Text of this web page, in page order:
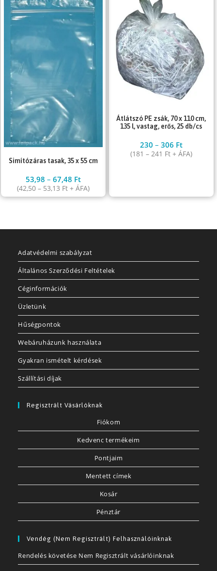
Simítózáras tasak, 35 x 55 cm
53,98–67,48 Ft
(42,50– 53,13 Ft + ÁFA)
Átlátszó PE zsák, 70 x 110 cm,
135 l, vastag, erős, 25 db/cs
230 – 306 Ft
(181 – 241 Ft+ ÁFA)
Adatvédelmi szabályzat
Általános Szerződési Feltételek
Céginformációk
Üzletünk
Hűségpontok
Webáruházunk használata
Gyakran ismételt kérdések
Szállítási díjak
Regisztrált Vásárlóknak
Fiókom
Kedvenc termékeim
Pontjaim
Mentett címek
Kosár
Pénztár
Vendég (nem Regisztrált) Felhasználóinknak
Rendelés követése Nem Regisztrált vásárlóinknak